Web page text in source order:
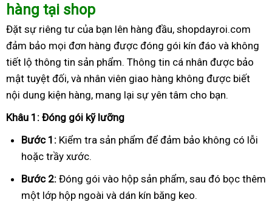
hàng tại shop
Đặt sự riêng tư của bạn lên hàng đầu, shopdayroi.com
đảm bảo mọi đơn hàng được đóng gói kín đáo và không
tiết lộ thông tin sản phẩm. Thông tin cá nhân được bảo
mật tuyệt đối, và nhân viên giao hàng không được biết
nội dung kiện hàng, mang lại sự yên tâm cho bạn.
Khâu 1: Đóng gói kỹ lưỡng
Bước 1: Kiểm tra sản phẩm để đảm bảo không có lỗi
hoặc trầy xước.
Bước 2: Đóng gói vào hộp sản phẩm, sau đó bọc thêm
một lớp hộp ngoài và dán kín băng keo.